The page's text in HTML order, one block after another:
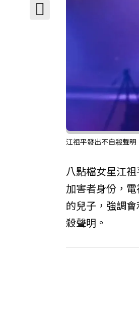
江祖平發出不自殺聲明
八點檔女星江
加害者身份，
的兒子，強調
殺聲明。